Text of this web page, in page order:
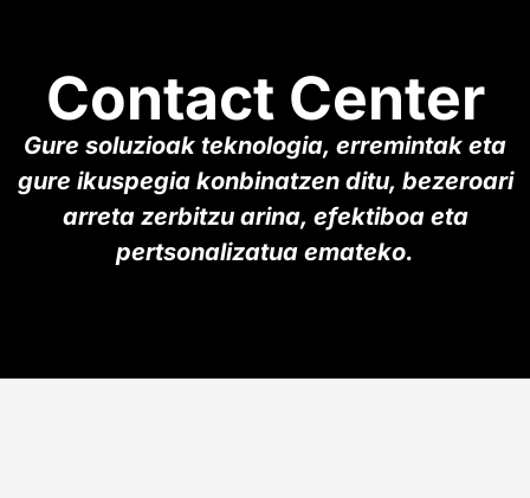
Contact Center
Gure soluzioak teknologia, erremintak eta
gure ikuspegia konbinatzen ditu, bezeroari
arreta zerbitzu arina, efektiboa eta
pertsonalizatua emateko.